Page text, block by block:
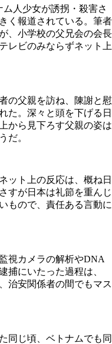
人少女が誘拐・殺害さ
く報道されている。筆者
、小学校の父兄会の会長
レビのみならずネット上
の父親を訪ね、陳謝と慰
た。深々と頭を下げる日
から見下ろす父親の姿は
だ。
ット上の反応は、概ね日
すが日本は礼節を重んじ
もので、責任ある言動に
視カメラの解析やDNA
捕にいたった過程は、
治安関係者の間でもマス
同じ頃、ベトナムでも同